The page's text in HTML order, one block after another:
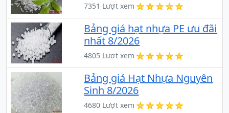
7351 Lượt xem
Bảng giá hạt nhựa PE ưu đãi
nhất 8/2026
4805 Lượt xem
Bảng giá Hạt Nhựa Nguyên
Sinh 8/2026
4680 Lượt xem